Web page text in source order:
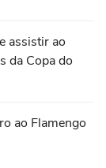
assistir ao
da Copa do
ao Flamengo